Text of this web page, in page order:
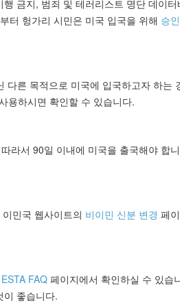
금지, 범죄 및 테러리스트 명단 데이터
터 헝가리 시민은 미국 입국을 위해 승
다른 목적으로 미국에 입국하고자 하는
용하시면 확인할 수 있습니다.
라서 90일 이내에 미국을 출국해야 합
민국 웹사이트의 비이민 신분 변경 페
ESTA FAQ 페이지에서 확인하실 수 있습
이 좋습니다.